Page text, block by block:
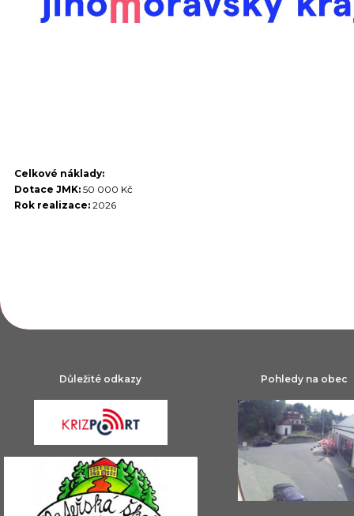
Celkové náklady:
Dotace JMK: 50 000 Kč
Rok realizace: 2026
Důležité odkazy Pohledy na obec